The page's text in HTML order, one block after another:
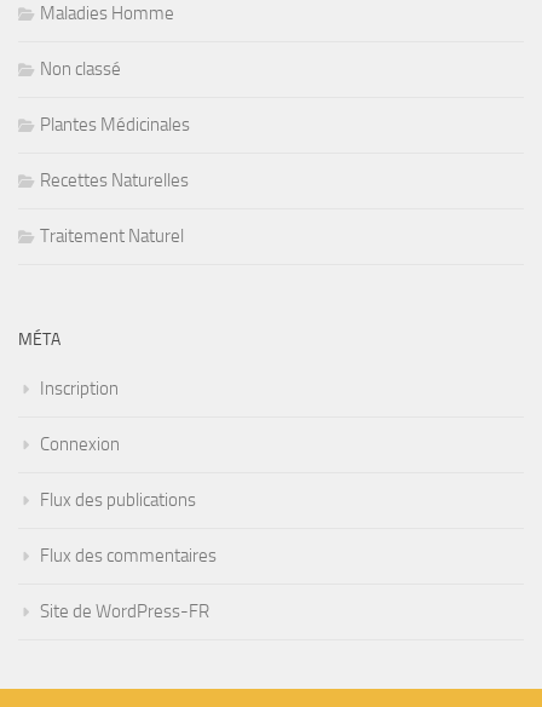
Maladies Homme
Non classé
Plantes Médicinales
Recettes Naturelles
Traitement Naturel
MÉTA
Inscription
Connexion
Flux des publications
Flux des commentaires
Site de WordPress-FR